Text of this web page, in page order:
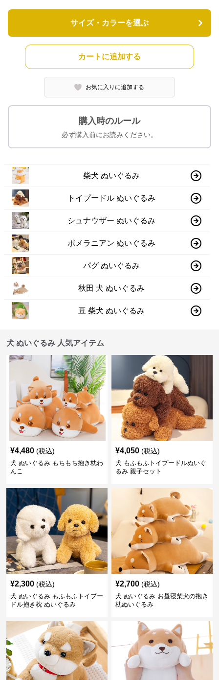
サイズ・カラーを選ぶ
カートに追加する
お気に入りに追加する
購入時のルール
必ず購入前にお読みください。
柴犬 ぬいぐるみ
トイプードル ぬいぐるみ
シュナウザー ぬいぐるみ
ポメラニアン ぬいぐるみ
パグ ぬいぐるみ
秋田 犬 ぬいぐるみ
豆 柴犬 ぬいぐるみ
犬 ぬいぐるみ 人気アイテム
¥4,480 (税込)
犬 ぬいぐるみ もちもち抱き枕わ
んこ
¥4,050 (税込)
犬 もふもふトイプードルぬいぐ
るみ 親子セット
¥2,300 (税込)
犬 ぬいぐるみ もふもふトイプー
ドル抱き枕 ぬいぐるみ
¥2,700 (税込)
犬 ぬいぐるみ お昼寝柴犬の抱き
枕ぬいぐるみ